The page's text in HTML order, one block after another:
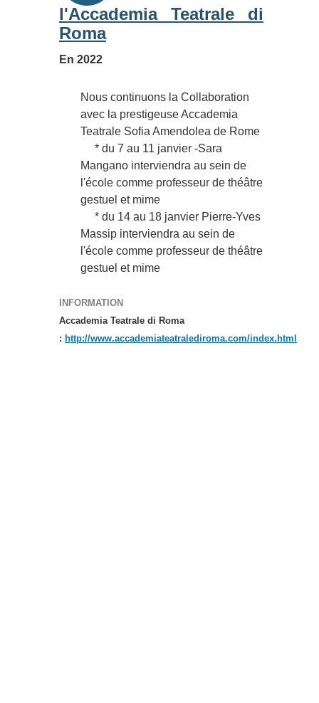
l'Accademia Teatrale di
Roma
En 2022
Nous continuons la Collaboration
avec la prestigeuse Accademia
Teatrale Sofia Amendolea de Rome
* du 7 au 11 janvier -Sara
Mangano interviendra au sein de
l'école comme professeur de théâtre
gestuel et mime
* du 14 au 18 janvier Pierre-Yves
Massip interviendra au sein de
l'école comme professeur de théâtre
gestuel et mime
INFORMATION
Accademia Teatrale di Roma
: http://www.accademiateatralediroma.com/index.html